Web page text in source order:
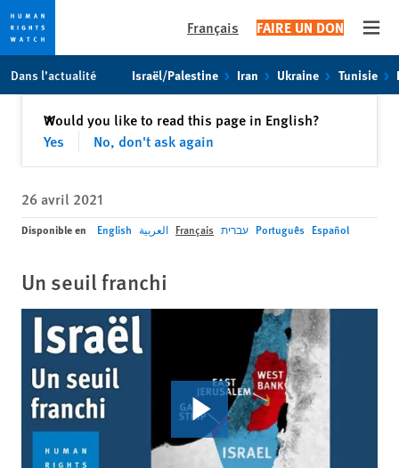
toto
content
Français FAIRE UN DON
Dans l’actualité Israël/Palestine Iran Ukraine Tunisie
Would you like to read this page in English?
Yes
No, don't ask again
✕Fermer
26 avril 2021
Disponible en English العربية Français עברית Português Español
Un seuil franchi